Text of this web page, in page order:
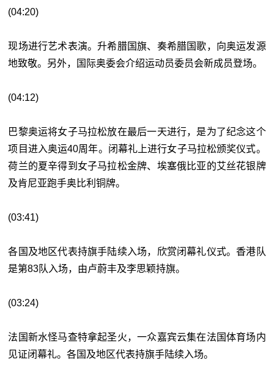
(04:20)
现场进行艺术表演。升希腊国旗、奏希腊国歌，向奥运发源
地致敬。另外，国际奥委会介绍运动员委员会新成员登场。
(04:12)
巴黎奥运将女子马拉松放在最后一天进行，是为了纪念这个
项目进入奥运40周年。闭幕礼上进行女子马拉松颁奖仪式。
荷兰的夏辛得到女子马拉松金牌、埃塞俄比亚的艾丝花银牌
及肯尼亚跑手奥比利铜牌。
(03:41)
各国及地区代表持旗手陆续入场，欣赏闭幕礼仪式。香港队
是第83队入场，由卢蔚丰及李思颖持旗。
(03:24)
法国新水怪马查特拿起圣火，一众嘉宾云集在法国体育场内
见证闭幕礼。各国及地区代表持旗手陆续入场。